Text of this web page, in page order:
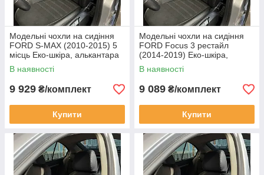
Модельні чохли на сидіння
FORD S-MAX (2010-2015) 5
місць Еко-шкіра, алькантара
В наявності
9 929 ₴/комплект
Купити
Модельні чохли на сидіння
FORD Focus 3 рестайл
(2014-2019) Еко-шкіра,
алькантара
В наявності
9 089 ₴/комплект
Купити